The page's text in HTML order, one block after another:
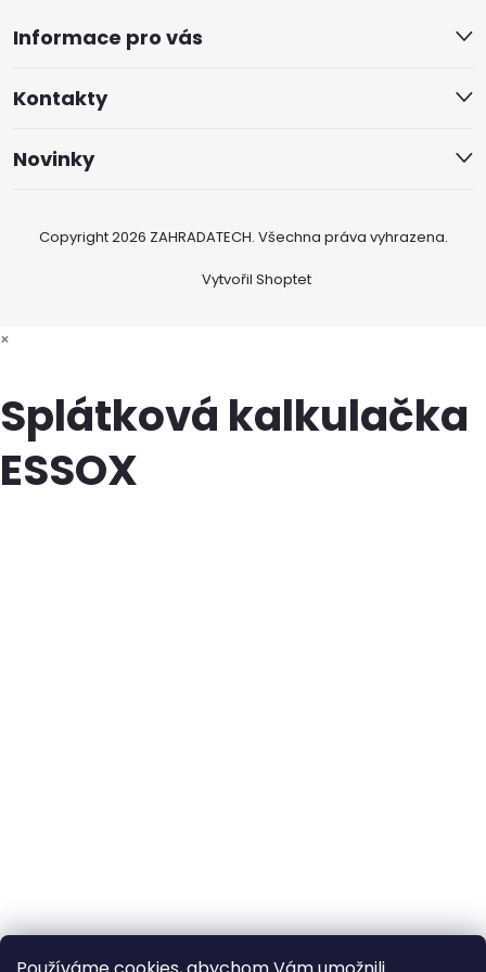
Informace pro vás
Kontakty
Novinky
Vytvořil Shoptet
Copyright 2026 ZAHRADATECH. Všechna práva vyhrazena.
×
Splátková kalkulačka
ESSOX